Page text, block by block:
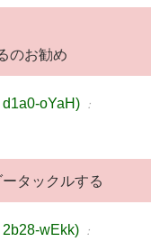
のお勧め
oYaH) ：
タックルする
2b28-wEkk) ：